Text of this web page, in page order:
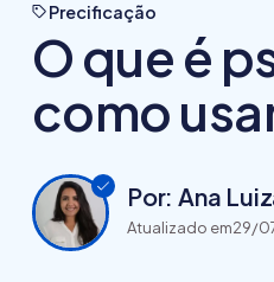
Precificação
O que é
como
Por: Ana
Atualizado em29/